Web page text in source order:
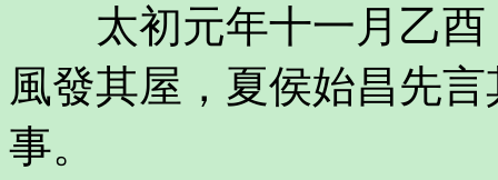
太初元年十一月乙酉
風發其屋，夏侯始昌先
事。